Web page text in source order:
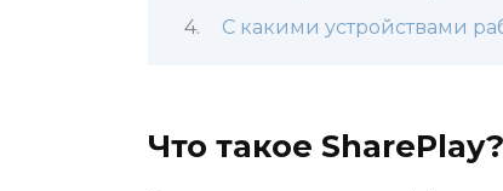
С какими устройствами
Что такое SharePlay?